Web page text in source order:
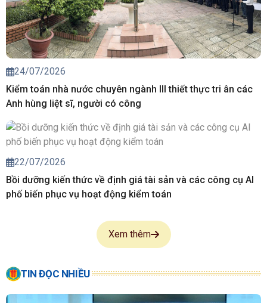
24/07/2026
Kiểm toán nhà nước chuyên ngành III thiết thực tri ân các
Anh hùng liệt sĩ, người có công
22/07/2026
Bồi dưỡng kiến thức về định giá tài sản và các công cụ AI
phố biến phục vụ hoạt động kiểm toán
Xem thêm
TIN ĐỌC NHIỀU